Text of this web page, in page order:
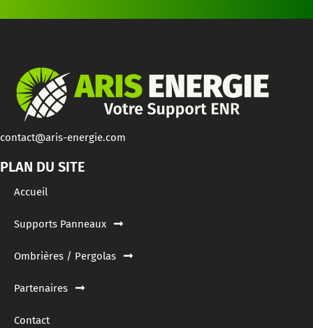
contact@aris-energie.com
PLAN DU SITE
Accueil
Supports Panneaux
Ombrières / Pergolas
Partenaires
Contact